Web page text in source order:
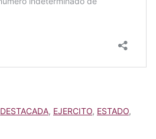
DESTACADA, EJERCITO, ESTADO,